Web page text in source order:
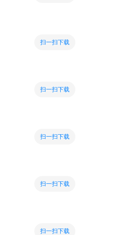
扫一扫下载
扫一扫下载
扫一扫下载
扫一扫下载
扫一扫下载